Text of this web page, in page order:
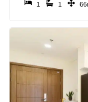
1 1